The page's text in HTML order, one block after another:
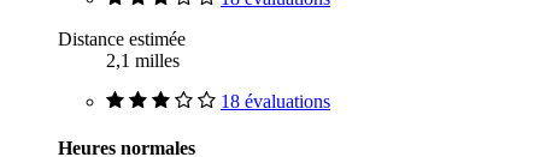
Distance estimée
2,1 milles
18 évaluations
Heures normales